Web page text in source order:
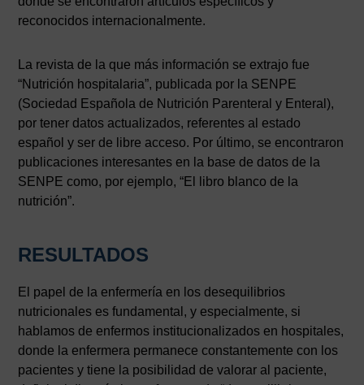
reconocidos internacionalmente.
La revista de la que más información se extrajo fue
“Nutrición hospitalaria”, publicada por la SENPE
(Sociedad Española de Nutrición Parenteral y Enteral),
por tener datos actualizados, referentes al estado
español y ser de libre acceso. Por último, se encontraron
publicaciones interesantes en la base de datos de la
SENPE como, por ejemplo, “El libro blanco de la
nutrición”.
RESULTADOS
El papel de la enfermería en los desequilibrios
nutricionales es fundamental, y especialmente, si
hablamos de enfermos institucionalizados en hospitales,
donde la enfermera permanece constantemente con los
pacientes y tiene la posibilidad de valorar al paciente,